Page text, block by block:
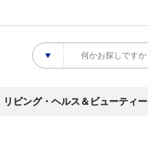
リビング・ヘルス＆ビューティー